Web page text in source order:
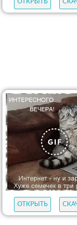
ОТКРЫТЬ
ОТКРЫТЬ